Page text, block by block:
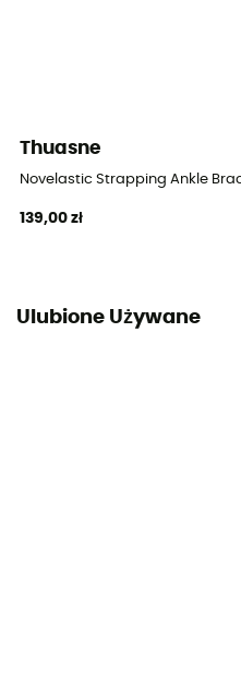
Thuasne
Novelastic Strapping Ankle
139,00 zł
Ulubione Używane